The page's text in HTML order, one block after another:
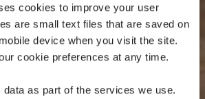
cookies to improve your user
are small text files that are saved on
device when you visit the site.
cookie preferences at any time.
as part of the services we use.